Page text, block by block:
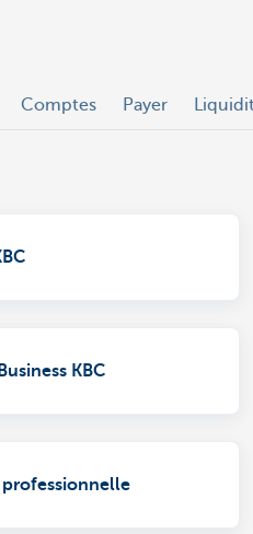
Comptes Payer
KBC